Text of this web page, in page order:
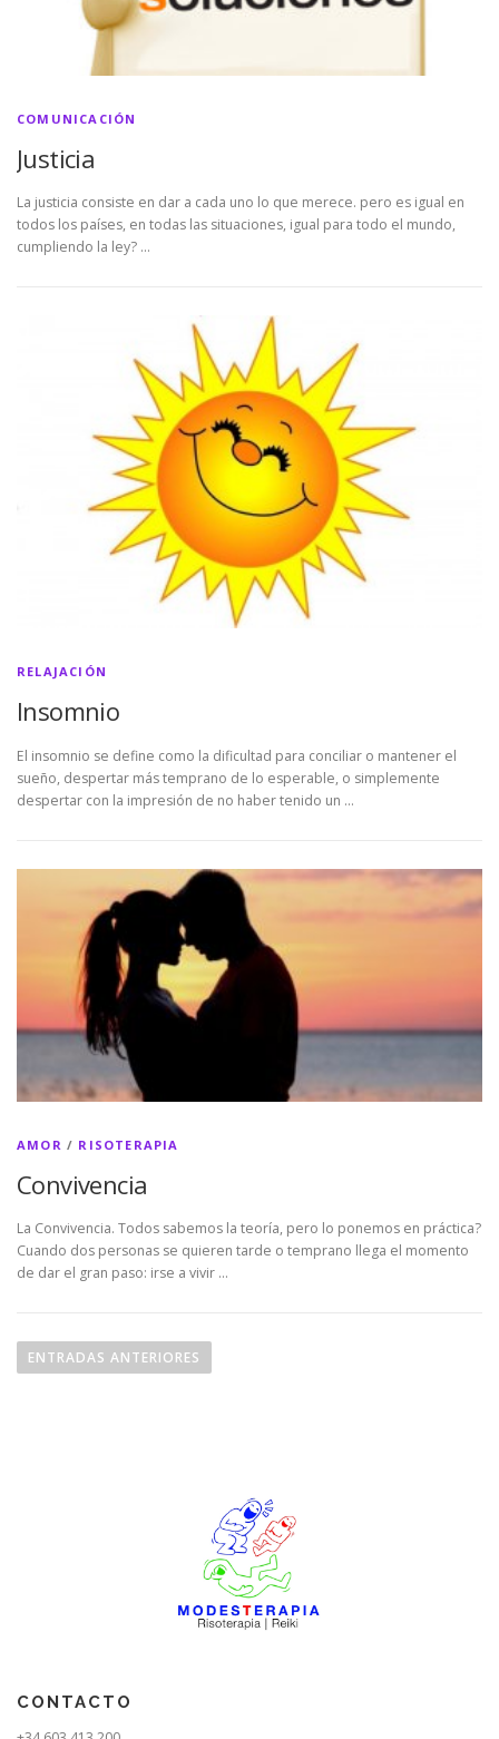
COMUNICACIÓN
Justicia
La justicia consiste en dar a cada uno lo que merece. pero es igual en
todos los países, en todas las situaciones, igual para todo el mundo,
cumpliendo la ley? …
RELAJACIÓN
Insomnio
El insomnio se define como la dificultad para conciliar o mantener el
sueño, despertar más temprano de lo esperable, o simplemente
despertar con la impresión de no haber tenido un …
AMOR / RISOTERAPIA
Convivencia
La Convivencia. Todos sabemos la teoría, pero lo ponemos en práctica?
Cuando dos personas se quieren tarde o temprano llega el momento
de dar el gran paso: irse a vivir …
a
n
t
ENTRADAS ANTERIORES
CONTACTO